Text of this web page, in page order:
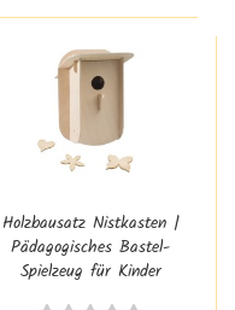
Holzbausatz Nistkasten |
Pädagogisches Bastel-
Spielzeug für Kinder